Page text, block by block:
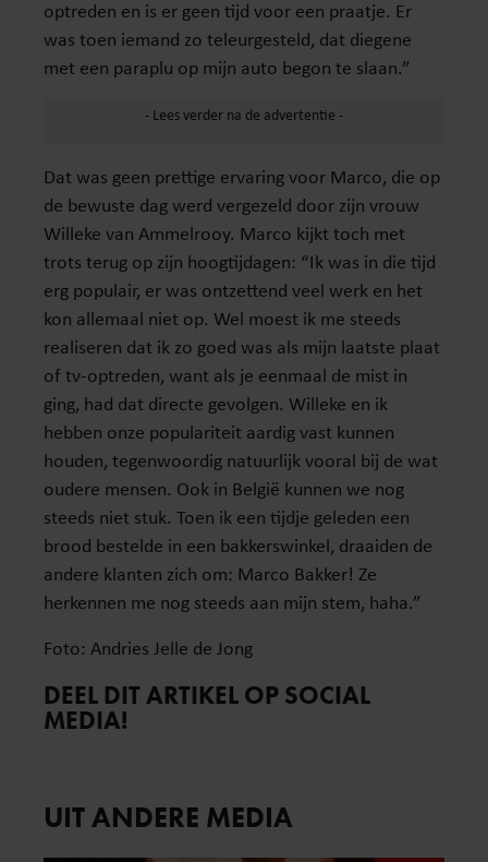
optreden en is er geen tijd voor een praatje. Er
was toen iemand zo teleurgesteld, dat diegene
met een paraplu op mijn auto begon te slaan.”
Dat was geen prettige ervaring voor Marco, die op
de bewuste dag werd vergezeld door zijn vrouw
Willeke van Ammelrooy. Marco kijkt toch met
trots terug op zijn hoogtijdagen: “Ik was in die tijd
erg populair, er was ontzettend veel werk en het
kon allemaal niet op. Wel moest ik me steeds
realiseren dat ik zo goed was als mijn laatste plaat
of tv-optreden, want als je eenmaal de mist in
ging, had dat directe gevolgen. Willeke en ik
hebben onze populariteit aardig vast kunnen
houden, tegenwoordig natuurlijk vooral bij de wat
oudere mensen. Ook in België kunnen we nog
steeds niet stuk. Toen ik een tijdje geleden een
brood bestelde in een bakkerswinkel, draaiden de
andere klanten zich om: Marco Bakker! Ze
herkennen me nog steeds aan mijn stem, haha.”
Foto: Andries Jelle de Jong
DEEL DIT ARTIKEL OP SOCIAL
MEDIA!
UIT ANDERE MEDIA